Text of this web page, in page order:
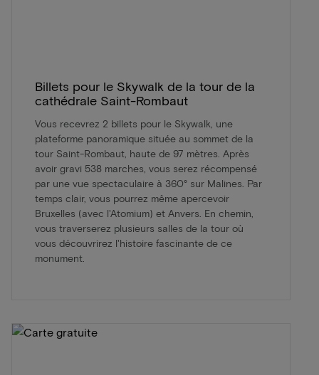
Billets pour le Skywalk de la tour de la
cathédrale Saint-Rombaut
Vous recevrez 2 billets pour le Skywalk, une
plateforme panoramique située au sommet de la
tour Saint-Rombaut, haute de 97 mètres. Après
avoir gravi 538 marches, vous serez récompensé
par une vue spectaculaire à 360° sur Malines. Par
temps clair, vous pourrez même apercevoir
Bruxelles (avec l'Atomium) et Anvers. En chemin,
vous traverserez plusieurs salles de la tour où
vous découvrirez l'histoire fascinante de ce
monument.